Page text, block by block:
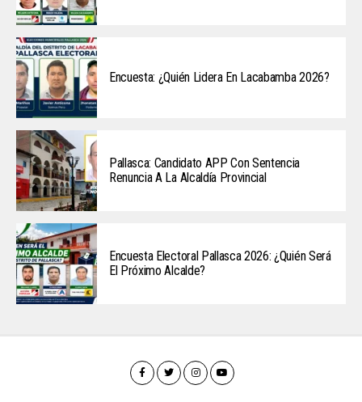
Encuesta: ¿Quién Lidera En Lacabamba 2026?
Pallasca: Candidato APP Con Sentencia
Renuncia A La Alcaldía Provincial
Encuesta Electoral Pallasca 2026: ¿Quién Será
El Próximo Alcalde?